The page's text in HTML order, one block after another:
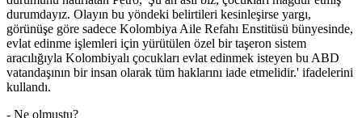
durumdayız. Olayın bu yöndeki belirtileri kesinleşirse yargı,
görünüşe göre sadece Kolombiya Aile Refahı Enstitüsü bünyesinde,
evlat edinme işlemleri için yürütülen özel bir taşeron sistem
aracılığıyla Kolombiyalı çocukları evlat edinmek isteyen bu ABD
vatandaşının bir insan olarak tüm haklarını iade etmelidir.' ifadelerini
kullandı.
- Ne olmuştu?